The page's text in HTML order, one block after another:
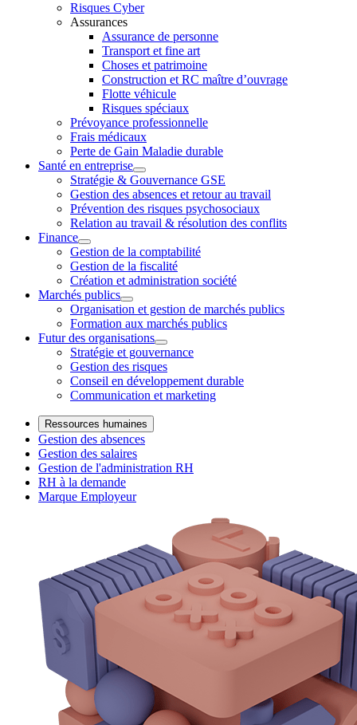
Risques Cyber
Assurances
Assurance de personne
Transport et fine art
Choses et patrimoine
Construction et RC maître d’ouvrage
Flotte véhicule
Risques spéciaux
Prévoyance professionnelle
Frais médicaux
Perte de Gain Maladie durable
Santé en entreprise
Stratégie & Gouvernance GSE
Gestion des absences et retour au travail
Prévention des risques psychosociaux
Relation au travail & résolution des conflits
Finance
Gestion de la comptabilité
Gestion de la fiscalité
Création et administration société
Marchés publics
Organisation et gestion de marchés publics
Formation aux marchés publics
Futur des organisations
Stratégie et gouvernance
Gestion des risques
Conseil en développement durable
Communication et marketing
Ressources humaines
Gestion des absences
Gestion des salaires
Gestion de l'administration RH
RH à la demande
Marque Employeur